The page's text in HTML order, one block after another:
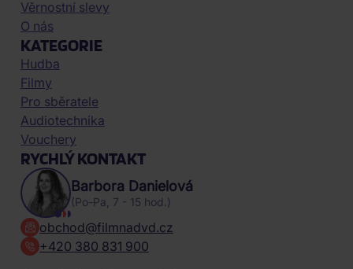
Věrnostní slevy
O nás
KATEGORIE
Hudba
Filmy
Pro sběratele
Audiotechnika
Vouchery
RYCHLÝ KONTAKT
Barbora Danielová
(Po-Pa, 7 - 15 hod.)
obchod@filmnadvd.cz
+420 380 831 900